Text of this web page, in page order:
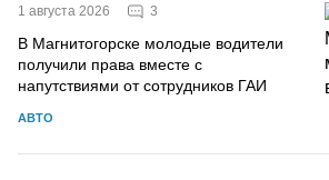
1 августа 2026 3
В Магнитогорске молодые водители
получили права вместе с
напутствиями от сотрудников ГАИ
АВТО